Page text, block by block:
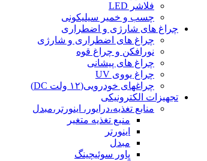
فلاشر LED
چسب و خمیر سیلیکونی
چراغ های شارژی و اضطراری
چراغ های اضطراری و شارژی
نورافکن و چراغ قوه
چراغ های پیشانی
چراغ یووی UV
چراغهای خودرویی(۱۲ ولت DC)
تجهیزات الکترونیکی
منابع تغذیه،درایور، اینورتر،مبدل
منبع تغذیه متغیر
اینورتر
مبدل
پاور سوئیچینگ